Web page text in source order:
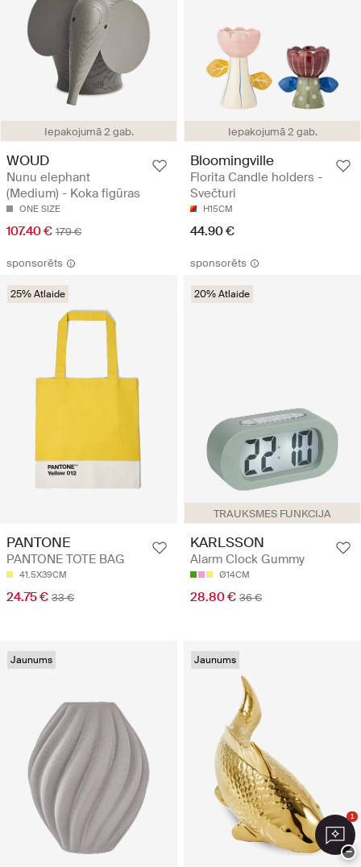
Iepakojumā 2 gab.
WOUD
Nunu elephant
(Medium) - Koka figūras
ONE SIZE
107.40 € 179 €
Iepakojumā 2 gab.
Bloomingville
Florita Candle holders -
Svečturi
H15CM
44.90 €
sponsorēts
25% Atlaide
PANTONE
PANTONE TOTE BAG
41.5X39CM
24.75 € 33 €
sponsorēts
TRAUKSMES FUNKCIJA
20% Atlaide
KARLSSON
Alarm Clock Gummy
Ø14CM
28.80 € 36 €
Jaunums Jaunums
1
−